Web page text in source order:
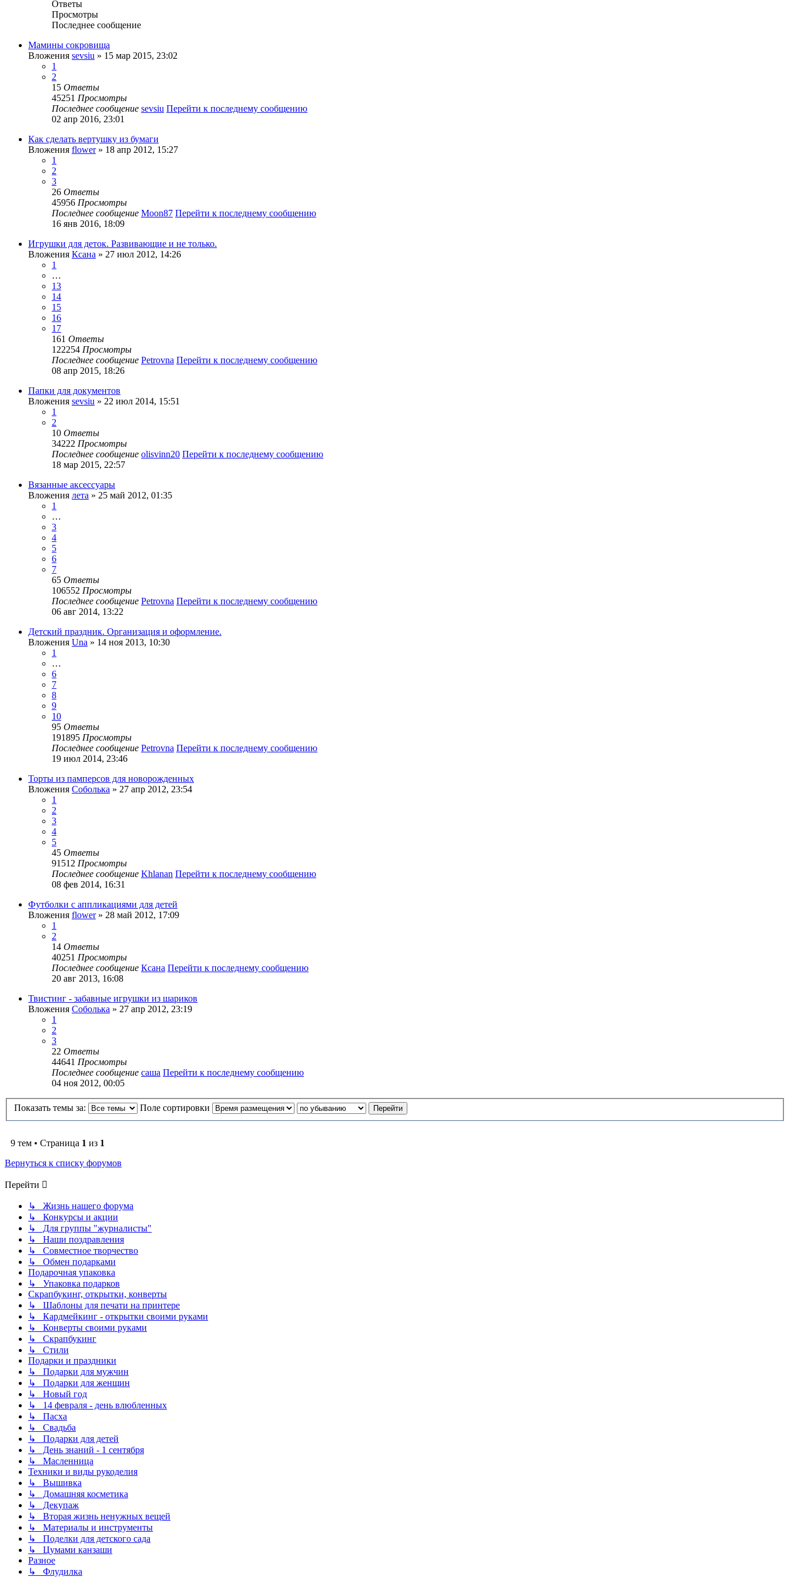
Ответы
Просмотры
Последнее сообщение
Мамины сокровища
Вложения sevsiu » 15 мар 2015, 23:02
1
2
15 Ответы
45251 Просмотры
Последнее сообщение sevsiu Перейти к последнему сообщению
02 апр 2016, 23:01
Как сделать вертушку из бумаги
Вложения flower» 18 апр 2012, 15:27
1
2
3
26 Ответы
45956 Просмотры
Последнее сообщение Moon87 Перейти к последнему сообщению
16 янв 2016, 18:09
Игрушки для деток. Развивающие и не только.
Вложения Ксана » 27 июл 2012, 14:26
1
…
13
14
15
16
17
161 Ответы
122254 Просмотры
Последнее сообщение Petrovna Перейти к последнему сообщению
08 апр 2015, 18:26
Папки для документов
Вложения sevsiu » 22 июл 2014, 15:51
1
2
10 Ответы
34222 Просмотры
Последнее сообщение olisvinn20 Перейти к последнему сообщению
18 мар 2015, 22:57
Вязанные аксессуары
Вложения лета » 25 май 2012, 01:35
1
…
3
4
5
6
7
65 Ответы
106552 Просмотры
Последнее сообщение Petrovna Перейти к последнему сообщению
06 авг 2014, 13:22
Детский праздник. Организация и оформление.
Вложения Una » 14 ноя 2013, 10:30
1
…
6
7
8
9
10
95 Ответы
191895 Просмотры
Последнее сообщение Petrovna Перейти к последнему сообщению
19 июл 2014, 23:46
Торты из памперсов для новорожденных
Вложения Соболька » 27 апр 2012, 23:54
1
2
3
4
5
45 Ответы
91512 Просмотры
Последнее сообщение Khlanan Перейти к последнему сообщению
08 фев 2014, 16:31
Футболки с аппликациями для детей
Вложения flower» 28 май 2012, 17:09
1
2
14 Ответы
40251 Просмотры
Последнее сообщение Ксана Перейти к последнему сообщению
20 авг 2013, 16:08
Твистинг - забавные игрушки из шариков
Вложения Соболька » 27 апр 2012, 23:19
1
2
3
22 Ответы
44641 Просмотры
Последнее сообщение саша Перейти к последнему сообщению
04 ноя 2012, 00:05
Показать темы за: Поле сортировки
9 тем • Страница 1 из 1
Вернуться к списку форумов
Перейти
↳ Жизнь нашего форума
↳ Конкурсы и акции
↳ Для группы "журналисты"
↳ Наши поздравления
↳ Совместное творчество
↳ Обмен подарками
Подарочная упаковка
↳ Упаковка подарков
Скрапбукинг, открытки, конверты
↳ Шаблоны для печати на принтере
↳ Кардмейкинг - открытки своими руками
↳ Конверты своими руками
↳ Скрапбукинг
↳ Стили
Подарки и праздники
↳ Подарки для мужчин
↳ Подарки для женщин
↳ Новый год
↳ 14 февраля - день влюбленных
↳ Пасха
↳ Свадьба
↳ Подарки для детей
↳ День знаний - 1 сентября
↳ Масленница
Техники и виды рукоделия
↳ Вышивка
↳ Домашняя косметика
↳ Декупаж
↳ Вторая жизнь ненужных вещей
↳ Материалы и инструменты
↳ Поделки для детского сада
↳ Цумами канзаши
Разное
↳ Флудилка